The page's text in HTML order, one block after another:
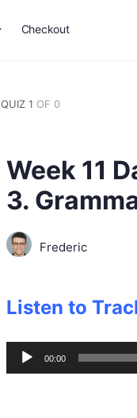
Checkout
QUIZ 1 OF 0
Week 11
3.
Frederic
Listen to
Audio
Player
00:00